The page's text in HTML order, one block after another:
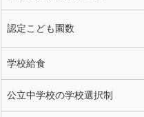
認定こども園数
学校給食
公立中学校の学校選択制